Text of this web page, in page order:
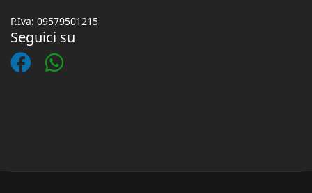
P.Iva: 09579501215
Seguici su